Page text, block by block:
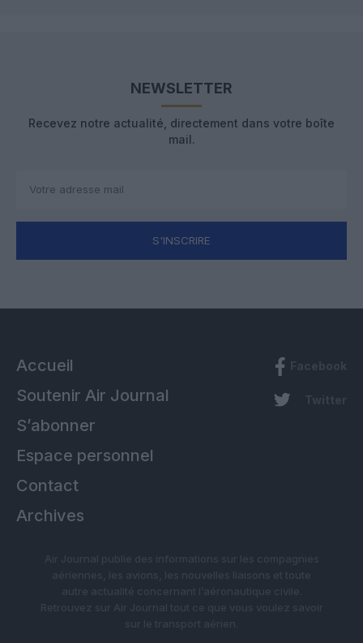
NEWSLETTER
Recevez notre actualité, directement dans votre boîte
mail.
S'INSCRIRE
Accueil
Soutenir Air Journal
S’abonner
Espace personnel
Contact
Archives